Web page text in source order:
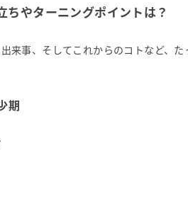
やターニングポイントは？
来事、そしてこれからのコトなど、
期